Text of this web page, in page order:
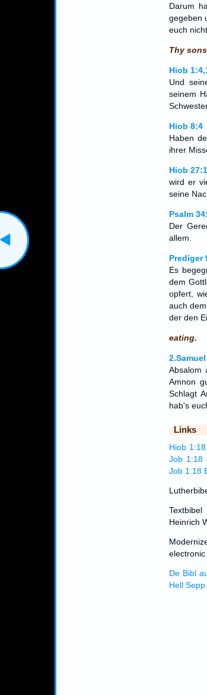
Darum
gegeben
euch
Thy
Hiob
Und
seinem
Hiob 8:4
Haben
ihrer
Hiob
wird er
seine
Psalm
Der
allem.
Prediger
Es
dem
opfert,
auch
der den
eating.
Absalom
Amnon
Schlagt
hab's
Links
Hiob
Job 1:18
Job 1:18
Heinrich
electronic
De Bibl
Hell Sepp